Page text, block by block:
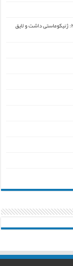
انتقاد تند یوتیوبر کانادایی از قهرمانی سمسون داودا در مستر المپیا ۲۰۲۴: ژنیکوماستی داشت و لایق